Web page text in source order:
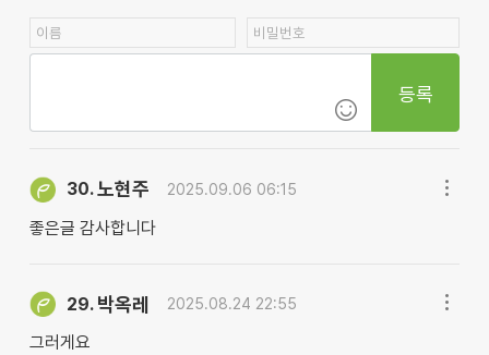
등록
30.노현주 2025.09.06 06:15
좋은글 감사합니다
29. 박옥레 2025.08.24 22:55
그러게요